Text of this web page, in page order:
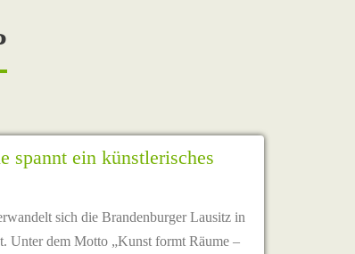
spannt ein künstlerisches
sich die Brandenburger Lausitz in
Unter dem Motto „Kunst formt Räume –